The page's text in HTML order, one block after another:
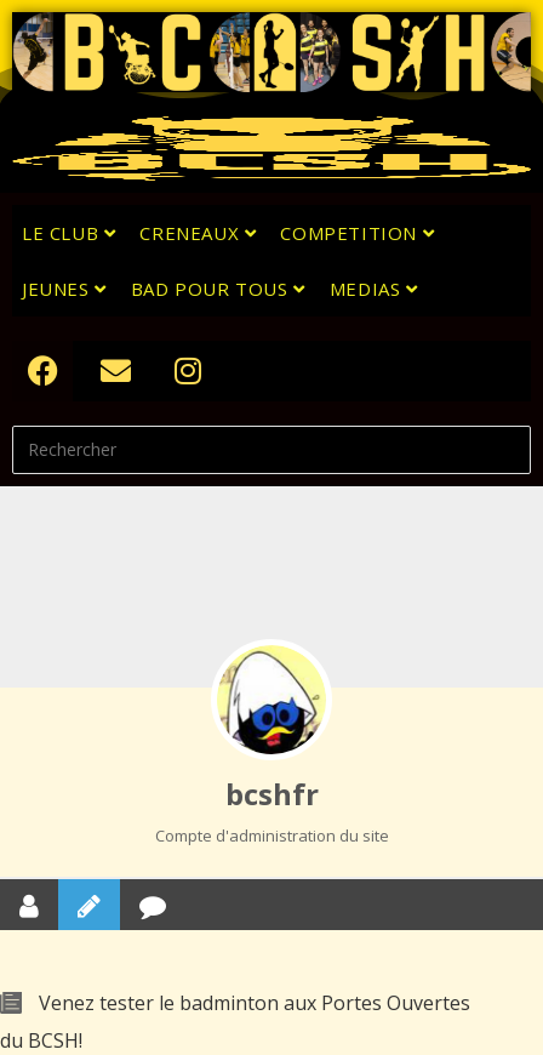
LE CLUB CRENEAUX COMPETITION
JEUNES BAD POUR TOUS MEDIAS
bcshfr
Compte d'administration du site
Venez tester le badminton aux Portes Ouvertes
du BCSH!